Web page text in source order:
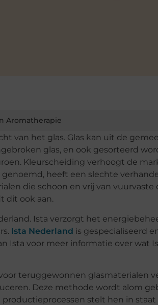
Aromatherapie
van het glas. Glas kan uit de
glas, en ook gesorteerd
Kleurscheiding verhoogt de
heeft een slechte
die schoon en vrij van vuurvaste
dit ook aan.
Ista verzorgt het
Ista Nederland is gespecialiseerd
Ista voor meer informatie over wat
teruggewonnen glasmaterialen
Deze methode wordt alom
stelt hen in staat